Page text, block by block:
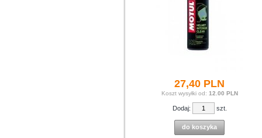
27,40 PLN
Koszt wysyłki od: 12.00 PLN
Dodaj: szt.
do koszyka